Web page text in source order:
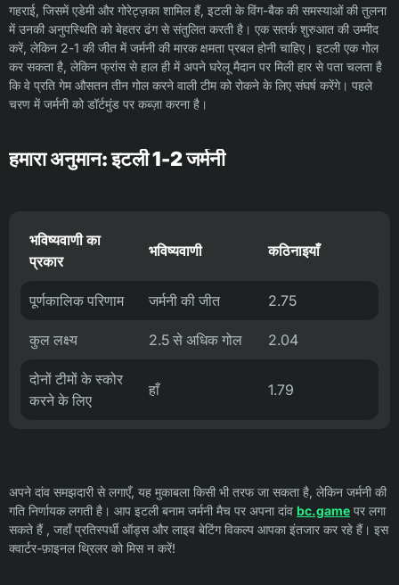
गहराई, जिसमें एडेमी और गोरेट्ज़का शामिल हैं, इटली के विंग-बैक की समस्याओं की तुलना
में उनकी अनुपस्थिति को बेहतर ढंग से संतुलित करती है। एक सतर्क शुरुआत की उम्मीद
करें, लेकिन 2-1 की जीत में जर्मनी की मारक क्षमता प्रबल होनी चाहिए। इटली एक गोल
कर सकता है, लेकिन फ्रांस से हाल ही में अपने घरेलू मैदान पर मिली हार से पता चलता है
कि वे प्रति गेम औसतन तीन गोल करने वाली टीम को रोकने के लिए संघर्ष करेंगे। पहले
चरण में जर्मनी को डॉर्टमुंड पर कब्ज़ा करना है।
हमारा अनुमान: इटली 1-2 जर्मनी
भविष्यवाणी का
प्रकार
भविष्यवाणी कठिनाइयाँ
पूर्णकालिक परिणाम जर्मनी की जीत 2.75
कुल लक्ष्य 2.5 से अधिक गोल 2.04
दोनों टीमों के स्कोर
करने के लिए
हाँ 1.79
अपने दांव समझदारी से लगाएँ, यह मुकाबला किसी भी तरफ जा सकता है, लेकिन जर्मनी की
गति निर्णायक लगती है। आप इटली बनाम जर्मनी मैच पर अपना दांव bc.game पर लगा
सकते हैं , जहाँ प्रतिस्पर्धी ऑड्स और लाइव बेटिंग विकल्प आपका इंतजार कर रहे हैं। इस
क्वार्टर-फ़ाइनल थ्रिलर को मिस न करें!